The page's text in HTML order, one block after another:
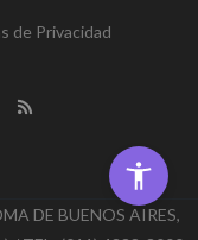
de Privacidad
DE BUENOS AIRES,